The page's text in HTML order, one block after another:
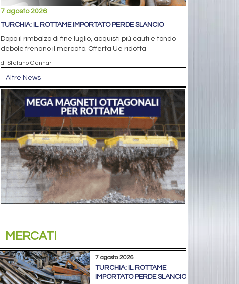
7 agosto 2026
TURCHIA: IL ROTTAME IMPORTATO PERDE SLANCIO
Dopo il rimbalzo di fine luglio, acquisti più cauti e tondo
debole frenano il mercato. Offerta Ue ridotta
di Stefano Gennari
Altre News
MERCATI
7 agosto 2026
TURCHIA: IL ROTTAME
IMPORTATO PERDE SLANCIO